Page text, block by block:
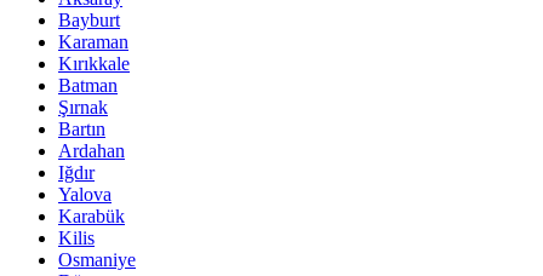
Bayburt
Karaman
Kırıkkale
Batman
Şırnak
Bartın
Ardahan
Iğdır
Yalova
Karabük
Kilis
Osmaniye